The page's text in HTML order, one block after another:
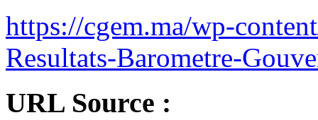
https://cgem.ma/wp-
Resultats-Barometre-
URL Source :